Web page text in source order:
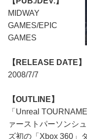
MIDWAY
GAMES/EPIC
GAMES
【RELEASE DATE】
2008/7/7
【OUTLINE】
「Unreal
ァーストパーソンシ
ズ初の「Xbox 360」